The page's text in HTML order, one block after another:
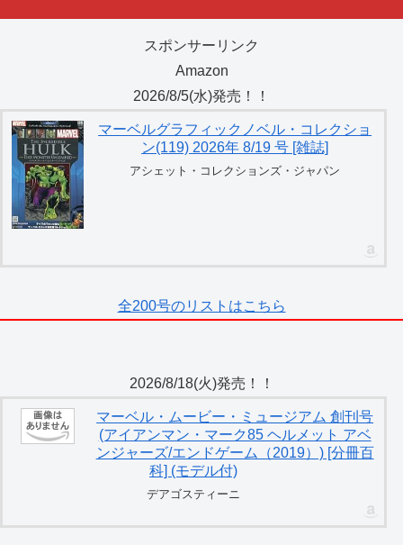
スポンサーリンク
Amazon
2026/8/5(水)発売！！
マーベルグラフィックノベル・コレクショ
ン(119) 2026年 8/19 号 [雑誌]
アシェット・コレクションズ・ジャパン
全200号のリストはこちら
2026/8/18(火)発売！！
マーベル・ムービー・ミュージアム 創刊号
(アイアンマン・マーク85 ヘルメット アベ
ンジャーズ/エンドゲーム（2019）) [分冊百
科] (モデル付)
デアゴスティーニ